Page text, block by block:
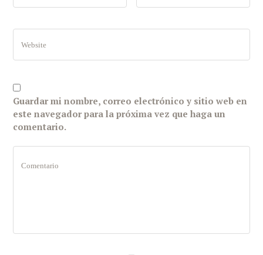
Guardar mi nombre, correo electrónico y sitio web en
este navegador para la próxima vez que haga un
comentario.